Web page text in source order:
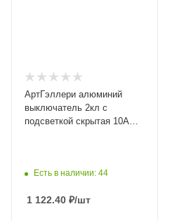
АртГэллери алюминий
выключатель 2кл с
подсветкой скрытая 10А
Есть в наличии: 44
1 122.40 ₽/шт